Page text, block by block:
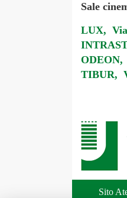
Sale
LUX, Via
ODEON,
TIBUR,
Sito